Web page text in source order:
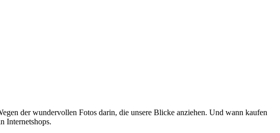
der wundervollen Fotos darin, die unsere Blicke anziehen. Und wann kaufen
Internetshops.